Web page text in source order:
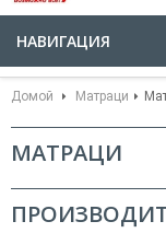
НАВИГАЦИЯ
Домой Матраци
МАТРАЦИ